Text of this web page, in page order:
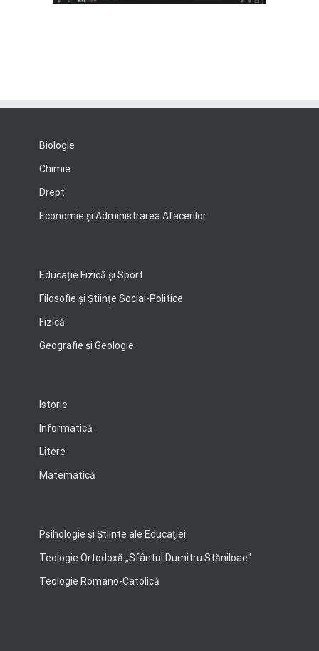
Biologie
Chimie
Drept
Economie şi Administrarea Afacerilor
Educație Fizică și Sport
Filosofie şi Ştiinţe Social-Politice
Fizică
Geografie şi Geologie
Istorie
Informatică
Litere
Matematică
Psihologie şi Ştiinte ale Educaţiei
Teologie Ortodoxă „Sfântul Dumitru Stăniloae"
Teologie Romano-Catolică